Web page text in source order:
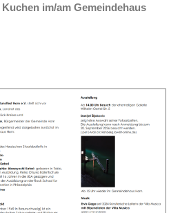
im/am Gemeindehaus